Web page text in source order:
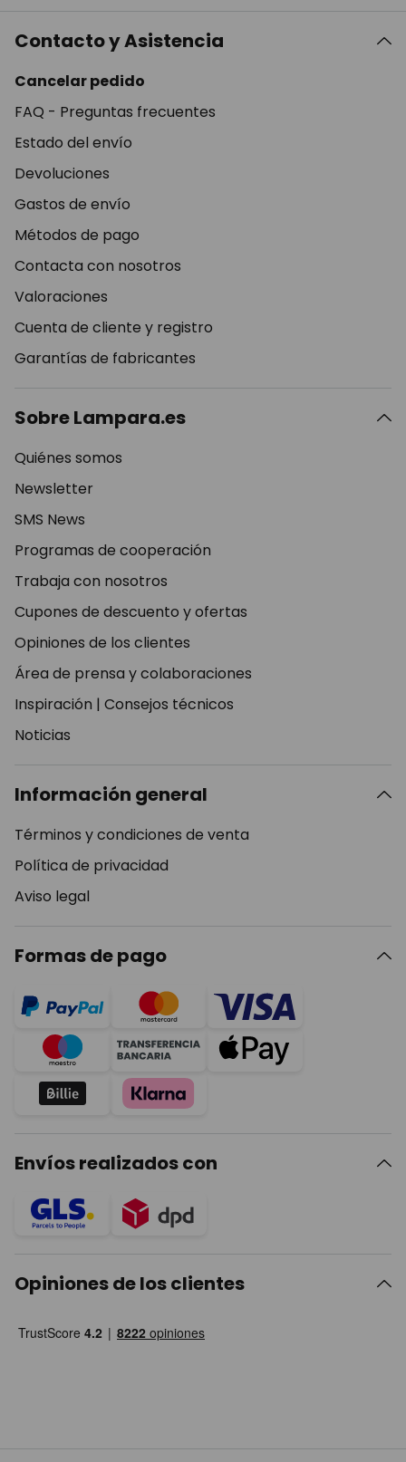
Contacto y Asistencia
Cancelar pedido
FAQ - Preguntas frecuentes
Estado del envío
Devoluciones
Gastos de envío
Métodos de pago
Contacta con nosotros
Valoraciones
Cuenta de cliente y registro
Garantías de fabricantes
Sobre Lampara.es
Quiénes somos
Newsletter
SMS News
Programas de cooperación
Trabaja con nosotros
Cupones de descuento y ofertas
Opiniones de los clientes
Área de prensa y colaboraciones
Inspiración | Consejos técnicos
Noticias
Información general
Términos y condiciones de venta
Política de privacidad
Aviso legal
Formas de pago
Envíos realizados con
Opiniones de los clientes